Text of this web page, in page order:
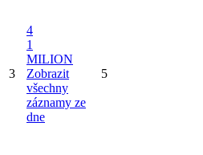
3
4
1
MILION
Zobrazit
všechny
záznamy ze
dne
5